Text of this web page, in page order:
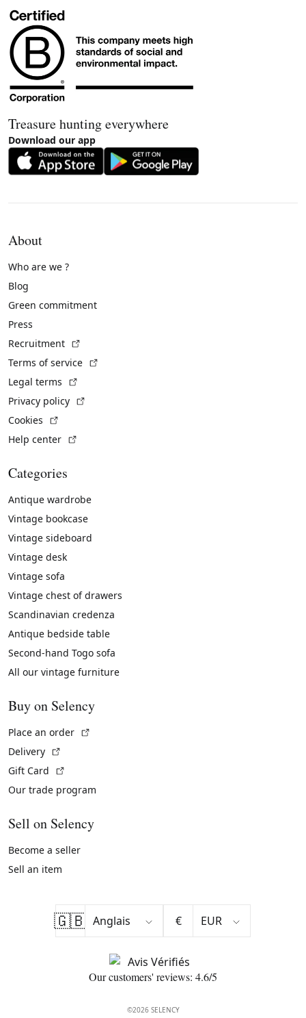
Treasure hunting everywhere
Download our app
About
Who are we ?
Blog
Green commitment
Press
Recruitment
Terms of service
Legal terms
Privacy policy
Cookies
Help center
Categories
Antique wardrobe
Vintage bookcase
Vintage sideboard
Vintage desk
Vintage sofa
Vintage chest of drawers
Scandinavian credenza
Antique bedside table
Second-hand Togo sofa
All our vintage furniture
Buy on Selency
Place an order
Delivery
Gift Card
Our trade program
Sell on Selency
Become a seller
Sell an item
🇬🇧 €
Our customers' reviews: 4.6/5
©2026 SELENCY